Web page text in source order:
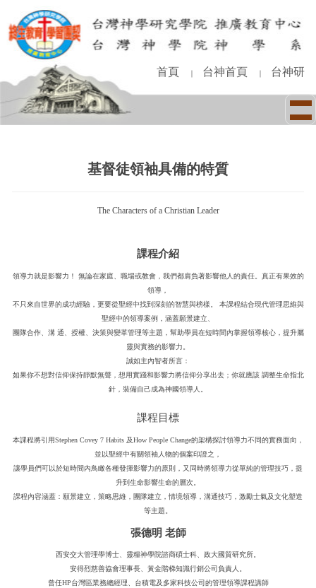
到
主
容
區
首頁 ｜ 台神首頁 ｜ 台神研
基督徒領袖具備的特質
The Characters of a Christian Leader
課程介紹
領導力就是影響力！ 無論在家庭、職場或教會，我們都肩負著影響他人的責任。真正有果效的
領導，
不只來自世界的成功經驗，更要從聖經中找到深刻的智慧與榜樣。 本課程結合現代管理思維與
聖經中的領導案例，涵蓋願景建立、
團隊合作、溝 通、授權、決策與變革管理等主題，幫助學員在短時間內掌握領導核心，提升屬
靈與實務的影響力。
誠如主內智者所言：
如果你不想對信仰保持靜默無聲，想用實踐和影響力將信仰分享出去；你就應該 調整生命指北
針，裝備自己成為神國領導人。
課程目標
本課程將引用Stephen Covey 7 Habits 及How People Change的架構探討領導力不同的實務面向，
並以聖經中有關領袖人物的個案印證之，
讓學員們可以於短時間內鳥瞰各種發揮影響力的原則，又同時將領導力從單純的管理技巧，提
升到生命影響生命的層次。
課程內容涵蓋：願景建立，策略思維，團隊建立，情境領導，溝通技巧，激勵士氣及文化塑造
等主題。
張德明 老師
西安交大管理學博士、靈糧神學院諮商碩士科、政大國貿研究所。
安得烈慈善協會理事長、黃金階梯知識行銷公司負責人。
曾任HP台灣區業務總經理、台積電及多家科技公司的管理領導課程講師